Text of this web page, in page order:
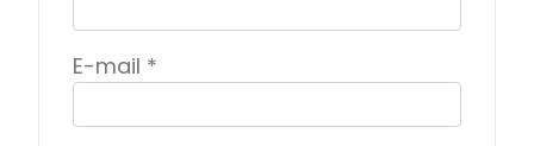
E-mail *